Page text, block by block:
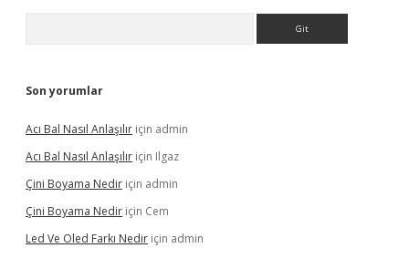
Son yorumlar
Acı Bal Nasıl Anlaşılır için admin
Acı Bal Nasıl Anlaşılır için Ilgaz
Çini Boyama Nedir için admin
Çini Boyama Nedir için Cem
Led Ve Oled Farkı Nedir için admin